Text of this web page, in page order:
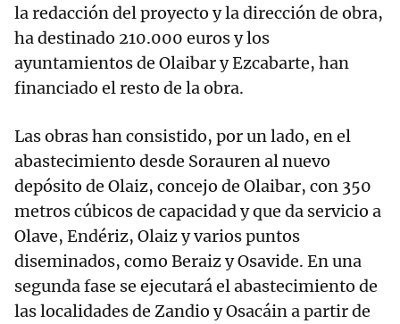
la redacción del proyecto y la dirección de obra,
ha destinado 210.000 euros y los
ayuntamientos de Olaibar y Ezcabarte, han
financiado el resto de la obra.
Las obras han consistido, por un lado, en el
abastecimiento desde Sorauren al nuevo
depósito de Olaiz, concejo de Olaibar, con 350
metros cúbicos de capacidad y que da servicio a
Olave, Endériz, Olaiz y varios puntos
diseminados, como Beraiz y Osavide. En una
segunda fase se ejecutará el abastecimiento de
las localidades de Zandio y Osacáin a partir de